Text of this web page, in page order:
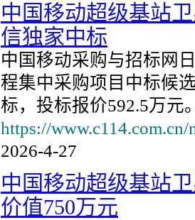
中国移动超级基站卫
信独家中标
中国移动采购与招标网
程集中采购项目中标候
标，投标报价592.5万元
https://
2026-4-27
中国移动超级基站卫
价值750万元